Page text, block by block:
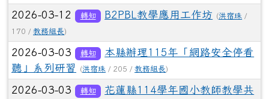
2026-03-12 轉知 B2PBL教學應用工作坊 (洪宿珠 /
170 / 教務組長)
2026-03-03 轉知
本縣辦理115年「網路安全停看
聽」系列研習
(洪宿珠 / 205 / 教務組長)
2026-03-03 轉知
花蓮縣114學年國小教師教學共